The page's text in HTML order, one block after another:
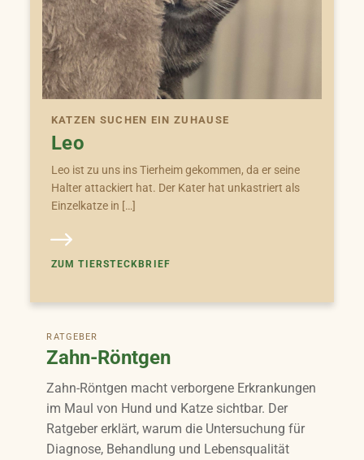
KATZEN SUCHEN EIN ZUHAUSE
Leo
Leo ist zu uns ins Tierheim gekommen, da er seine
Halter attackiert hat. Der Kater hat unkastriert als
Einzelkatze in […]
ZUM TIERSTECKBRIEF
RATGEBER
Zahn-Röntgen
Zahn-Röntgen macht verborgene Erkrankungen
im Maul von Hund und Katze sichtbar. Der
Ratgeber erklärt, warum die Untersuchung für
Diagnose, Behandlung und Lebensqualität